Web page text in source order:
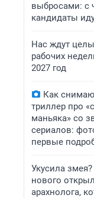
выбросами: с
кандидаты
Нас ждут
рабочих
2027 год
Как
триллер про
маньяка» со
сериалов:
первые
Укусила
нового
арахнолога,